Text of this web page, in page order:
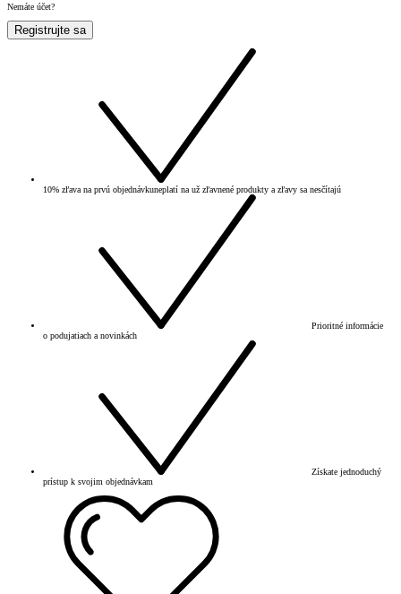
Nemáte účet?
Registrujte sa
10% zľava na prvú objednávkuneplatí na už zľavnené produkty a zľavy sa nesčítajú
Prioritné informácie
o podujatiach a novinkách
Získate jednoduchý
prístup k svojim objednávkam